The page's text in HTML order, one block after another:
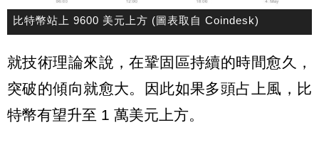
比特幣站上 9600 美元上方 (圖表取自 Coindesk)
就技術理論來說，在鞏固區持續的時間愈久，
突破的傾向就愈大。因此如果多頭占上風，比
特幣有望升至 1 萬美元上方。